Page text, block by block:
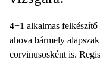
4+1 alkalmas
ahova bármely
corvinusosként is.